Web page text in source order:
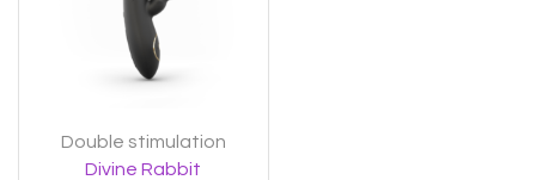
Double stimulation
Divine Rabbit